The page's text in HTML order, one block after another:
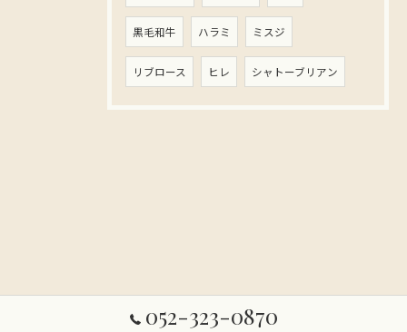
黒毛和牛 ハラミ ミスジ
リブロース ヒレ シャトーブリアン
052-323-0870